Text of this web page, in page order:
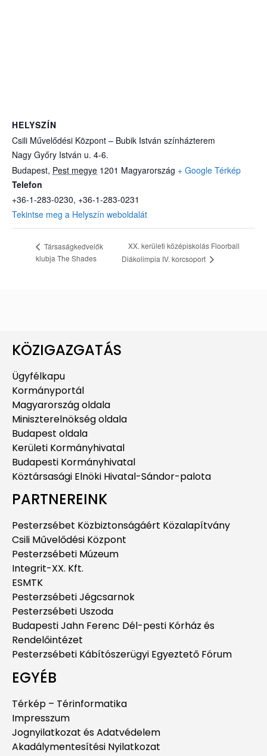
HELYSZÍN
Csili Művelődési Központ – Bubik István színházterem
Nagy Győry István u. 4-6.
Budapest, Pest megye 1201 Magyarország + Google Térkép
Telefon
+36-1-283-0230, +36-1-283-0231
Tekintse meg a Helyszín weboldalát
Társaságkedvelők
klubja The Shades
XX. kerületi középiskolás Floorball
Diákolimpia IV. korcsoport
KÖZIGAZGATÁS
Ügyfélkapu
Kormányportál
Magyarország oldala
Miniszterelnökség oldala
Budapest oldala
Kerületi Kormányhivatal
Budapesti Kormányhivatal
Köztársasági Elnöki Hivatal-Sándor-palota
PARTNEREINK
Pesterzsébet Közbiztonságáért Közalapítvány
Csili Művelődési Központ
Pesterzsébeti Múzeum
Integrit-XX. Kft.
ESMTK
Pesterzsébeti Jégcsarnok
Pesterzsébeti Uszoda
Budapesti Jahn Ferenc Dél-pesti Kórház és
Rendelőintézet
Pesterzsébeti Kábítószerügyi Egyeztető Fórum
EGYÉB
Térkép – Térinformatika
Impresszum
Jognyilatkozat és Adatvédelem
Akadálymentesítési Nyilatkozat